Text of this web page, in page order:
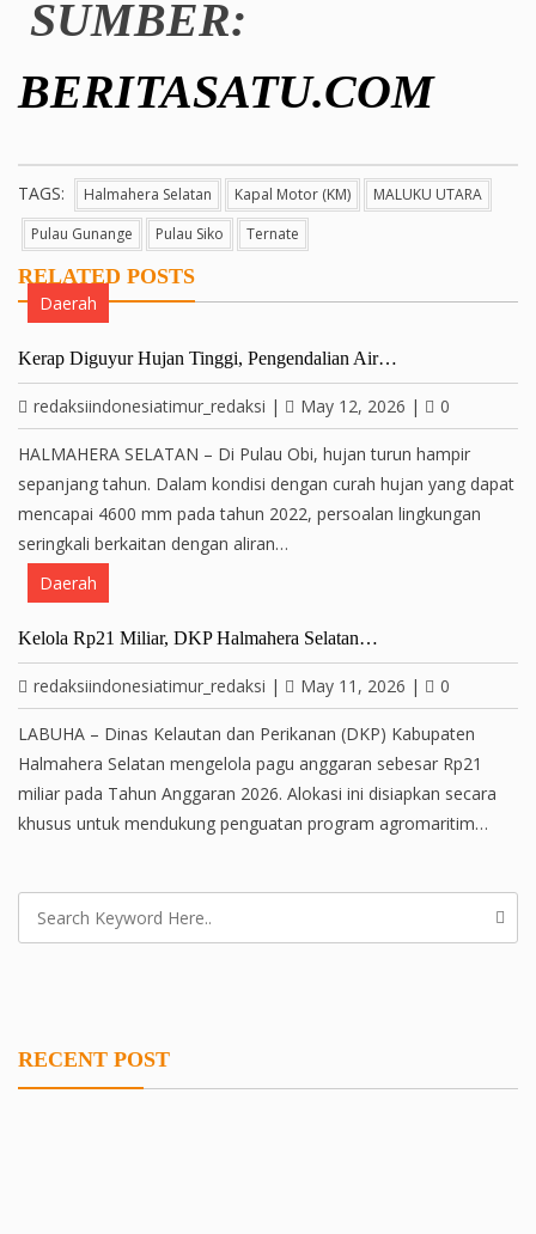
SUMBER:
BERITASATU.COM
TAGS: Halmahera Selatan Kapal Motor (KM)
MALUKU UTARA
Pulau Gunange
Pulau Siko Ternate
RELATED POSTS
Daerah
Kerap Diguyur Hujan Tinggi, Pengendalian Air…
redaksiindonesiatimur_redaksi | May 12, 2026 | 0
HALMAHERA SELATAN – Di Pulau Obi, hujan turun hampir
sepanjang tahun. Dalam kondisi dengan curah hujan yang dapat
mencapai 4600 mm pada tahun 2022, persoalan lingkungan
seringkali berkaitan dengan aliran…
Daerah
Kelola Rp21 Miliar, DKP Halmahera Selatan…
redaksiindonesiatimur_redaksi | May 11, 2026 | 0
LABUHA – Dinas Kelautan dan Perikanan (DKP) Kabupaten
Halmahera Selatan mengelola pagu anggaran sebesar Rp21
miliar pada Tahun Anggaran 2026. Alokasi ini disiapkan secara
khusus untuk mendukung penguatan program agromaritim…
RECENT POST